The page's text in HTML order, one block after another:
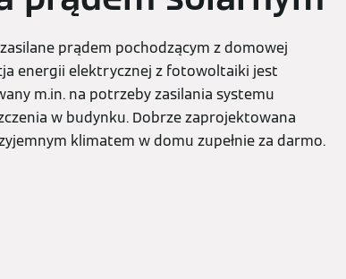
prądem pochodzącym z domowej
energii elektrycznej z fotowoltaiki jest
m.in. na potrzeby zasilania systemu
w budynku. Dobrze zaprojektowana
klimatem w domu zupełnie za darmo.